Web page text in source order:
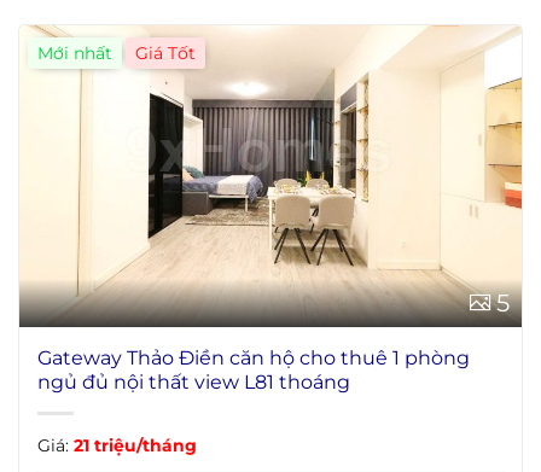
Mới nhất
5
Gateway Thảo Điền căn hộ cho thuê 1 phòng
ngủ đủ nội thất view L81 thoáng
Giá: 21 triệu/tháng